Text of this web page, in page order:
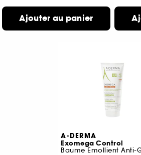
Ajouter au panier
A-DERMA
Exomega Control